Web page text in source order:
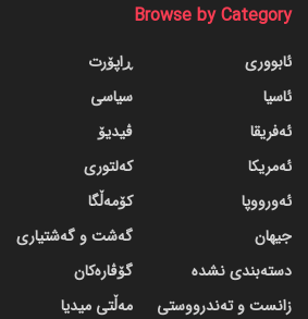
Browse by Category
ئابووری
ئاسیا
ئەفریقا
ئەمریکا
ئەورووپا
جیهان
دسته‌بندی نشده
زانست و تەندرووستی
ڕاپۆرت
سیاسی
ڤیدیۆ
کەلتوری
کۆمەڵگا
گه‌شت و گه‌شتیاری
گۆڤاره‌کان
مەڵتی میدیا